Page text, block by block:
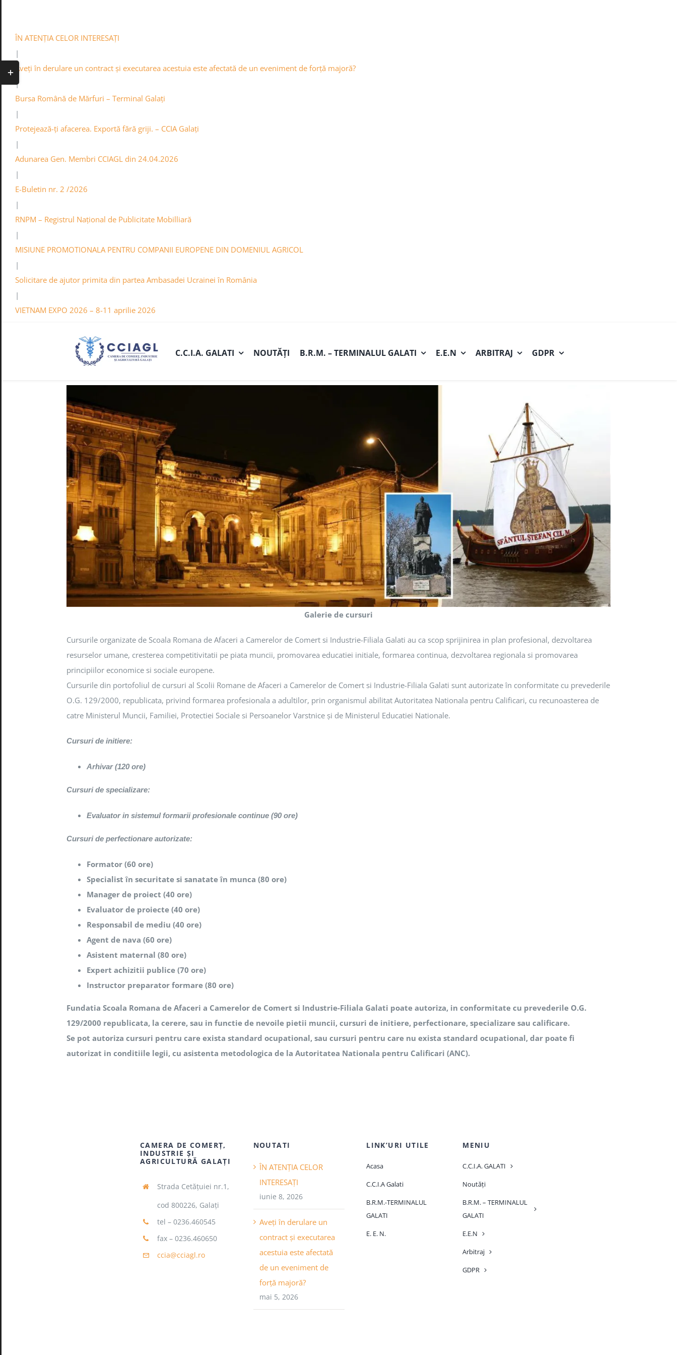
contentÎN ATENȚIA CELOR INTERESAȚI
|
Aveți în derulare un contract și executarea acestuia este afectată de un eveniment de forță majoră?
|
Bursa Română de Mărfuri – Terminal Galați
|
Protejează-ți afacerea. Exportă fără griji. – CCIA Galați
|
Adunarea Gen. Membri CCIAGL din 24.04.2026
|
E-Buletin nr. 2 /2026
|
RNPM – Registrul Național de Publicitate Mobilliară
|
MISIUNE PROMOTIONALA PENTRU COMPANII EUROPENE DIN DOMENIUL AGRICOL
|
Solicitare de ajutor primita din partea Ambasadei Ucrainei în România
|
VIETNAM EXPO 2026 – 8-11 aprilie 2026
C.C.I.A. GALATI NOUTĂȚI B.R.M. – TERMINALUL GALATI E.E.N ARBITRAJ GDPR
Galerie de cursuri
Cursurile organizate de Scoala Romana de Afaceri a Camerelor de Comert si Industrie-Filiala Galati au ca scop sprijinirea in plan profesional, dezvoltarea
resurselor umane, cresterea competitivitatii pe piata muncii, promovarea educatiei initiale, formarea continua, dezvoltarea regionala si promovarea
principiilor economice si sociale europene.
Cursurile din portofoliul de cursuri al Scolii Romane de Afaceri a Camerelor de Comert si Industrie-Filiala Galati sunt autorizate în conformitate cu prevederile
O.G. 129/2000, republicata, privind formarea profesionala a adultilor, prin organismul abilitat Autoritatea Nationala pentru Calificari, cu recunoasterea de
catre Ministerul Muncii, Familiei, Protectiei Sociale si Persoanelor Varstnice şi de Ministerul Educatiei Nationale.
Cursuri de initiere:
Arhivar (120 ore)
Cursuri de specializare:
Evaluator in sistemul formarii profesionale continue (90 ore)
Cursuri de perfectionare autorizate:
Formator (60 ore)
Specialist în securitate si sanatate în munca (80 ore)
Manager de proiect (40 ore)
Evaluator de proiecte (40 ore)
Responsabil de mediu (40 ore)
Agent de nava (60 ore)
Asistent maternal (80 ore)
Expert achizitii publice (70 ore)
Instructor preparator formare (80 ore)
Fundatia Scoala Romana de Afaceri a Camerelor de Comert si Industrie-Filiala Galati poate autoriza, in conformitate cu prevederile O.G.
129/2000 republicata, la cerere, sau in functie de nevoile pietii muncii, cursuri de initiere, perfectionare, specializare sau calificare.
Se pot autoriza cursuri pentru care exista standard ocupational, sau cursuri pentru care nu exista standard ocupational, dar poate fi
autorizat in conditiile legii, cu asistenta metodologica de la Autoritatea Nationala pentru Calificari (ANC).
CAMERA DE COMERŢ,
INDUSTRIE ŞI
AGRICULTURĂ GALAŢI
Strada Cetăţuiei nr.1,
cod 800226, Galaţi
tel – 0236.460545
fax – 0236.460650
ccia@cciagl.ro
NOUTATI
ÎN ATENȚIA CELOR
INTERESAȚI
iunie 8, 2026
Aveți în derulare un
contract și executarea
acestuia este afectată
de un eveniment de
forță majoră?
mai 5, 2026
LINK’URI UTILE
Acasa
C.C.I.A Galati
B.R.M.-TERMINALUL
GALATI
E. E. N.
MENIU
C.C.I.A. GALATI
Noutăți
B.R.M. – TERMINALUL
GALATI
E.E.N
Arbitraj
GDPR
Toggle
Sliding